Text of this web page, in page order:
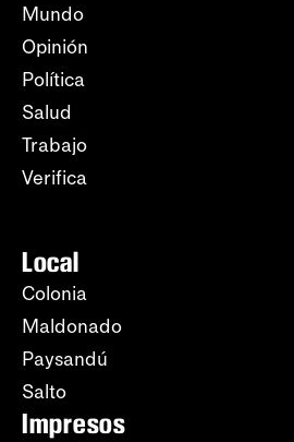
Mundo
Opinión
Política
Salud
Trabajo
Verifica
Local
Colonia
Maldonado
Paysandú
Salto
Impresos